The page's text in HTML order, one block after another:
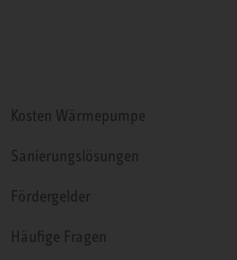
Kosten Wärmepumpe
Sanierungslösungen
Fördergelder
Häufige Fragen